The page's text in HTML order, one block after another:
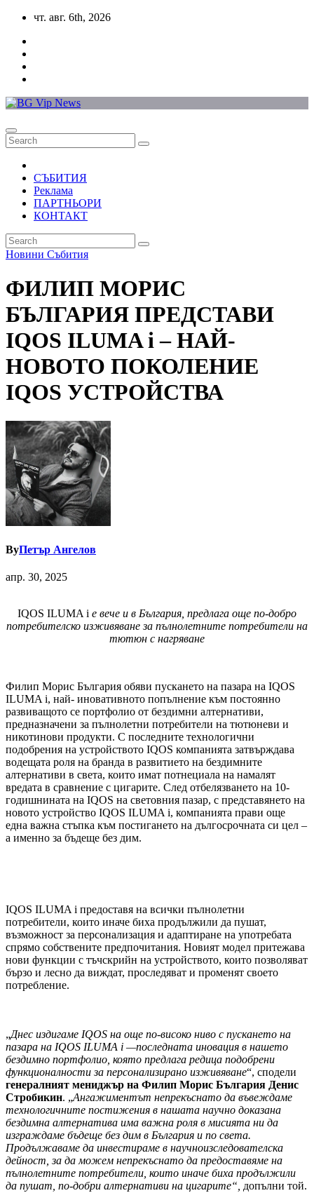
Skip
content
чт. авг. 6th, 2026
СЪБИТИЯ
Реклама
ПАРТНЬОРИ
КОНТАКТ
Новини Събития
ФИЛИП МОРИС
БЪЛГАРИЯ ПРЕДСТАВИ
IQOS ILUMA i – НАЙ-
НОВОТО ПОКОЛЕНИЕ
IQOS УСТРОЙСТВА
ByПетър Ангелов
апр. 30, 2025
IQOS ILUMA i е вече и в България, предлага още по-добро
потребителско изживяване за пълнолетните потребители на
тютюн с нагряване
Филип Морис България обяви пускането на пазара на IQOS
ILUMA i, най- иновативното попълнение към постоянно
развиващото се портфолио от бездимни алтернативи,
предназначени за пълнолетни потребители на тютюневи и
никотинови продукти. С последните технологични
подобрения на устройството IQOS компанията затвърждава
водещата роля на бранда в развитието на бездимните
алтернативи в света, които имат потнециала на намалят
вредата в сравнение с цигарите. След отбелязването на 10-
годишнината на IQOS на световния пазар, с представянето на
новото устройство IQOS ILUMA i, компанията прави още
една важна стъпка към постигането на дългосрочната си цел –
а именно за бъдеще без дим.
IQOS ILUMA i предоставя на всички пълнолетни
потребители, които иначе биха продължили да пушат,
възможност за персонализация и адаптиране на употребата
спрямо собствените предпочитания. Новият модел притежава
нови функции с тъчскрийн на устройството, които позволяват
бързо и лесно да виждат, проследяват и променят своето
потребление.
„Днес издигаме IQOS на още по-високо ниво с пускането на
пазара на IQOS ILUMA i —последната иновация в нашето
бездимно портфолио, която предлага редица подобрени
функционалности за персонализирано изживяване“, сподели
генералният мениджър на Филип Морис България Денис
Стробикин. „Ангажиментът непрекъснато да въвеждаме
технологичните постижения в нашата научно доказана
бездимна алтернатива има важна роля в мисията ни да
изграждаме бъдеще без дим в България и по света.
Продължаваме да инвестираме в научноизследователска
дейност, за да можем непрекъснато да предоставяме на
пълнолетните потребители, които иначе биха продължили
да пушат, по-добри алтернативи на цигарите“, допълни той.